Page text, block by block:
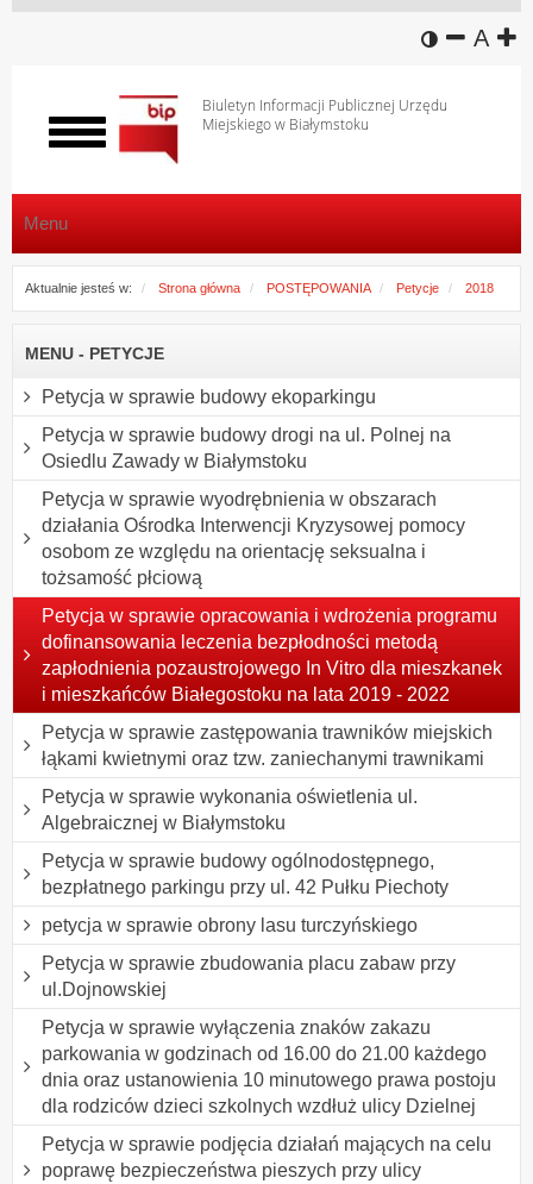
wersja
A
Biuletyn Informacji Publicznej Urzędu
Miejskiego w Białymstoku
Włącz
menu
Menu
Aktualnie jesteś w: Strona główna POSTĘPOWANIA Petycje 2018
MENU - PETYCJE
Petycja w sprawie budowy ekoparkingu
Petycja w sprawie budowy drogi na ul. Polnej na
Osiedlu Zawady w Białymstoku
Petycja w sprawie wyodrębnienia w obszarach
działania Ośrodka Interwencji Kryzysowej pomocy
osobom ze względu na orientację seksualna i
tożsamość płciową
Petycja w sprawie opracowania i wdrożenia programu
dofinansowania leczenia bezpłodności metodą
zapłodnienia pozaustrojowego In Vitro dla mieszkanek
i mieszkańców Białegostoku na lata 2019 - 2022
Petycja w sprawie zastępowania trawników miejskich
łąkami kwietnymi oraz tzw. zaniechanymi trawnikami
Petycja w sprawie wykonania oświetlenia ul.
Algebraicznej w Białymstoku
Petycja w sprawie budowy ogólnodostępnego,
bezpłatnego parkingu przy ul. 42 Pułku Piechoty
petycja w sprawie obrony lasu turczyńskiego
Petycja w sprawie zbudowania placu zabaw przy
ul.Dojnowskiej
Petycja w sprawie wyłączenia znaków zakazu
parkowania w godzinach od 16.00 do 21.00 każdego
dnia oraz ustanowienia 10 minutowego prawa postoju
dla rodziców dzieci szkolnych wzdłuż ulicy Dzielnej
Petycja w sprawie podjęcia działań mających na celu
poprawę bezpieczeństwa pieszych przy ulicy